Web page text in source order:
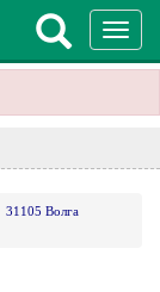
31105 Волга